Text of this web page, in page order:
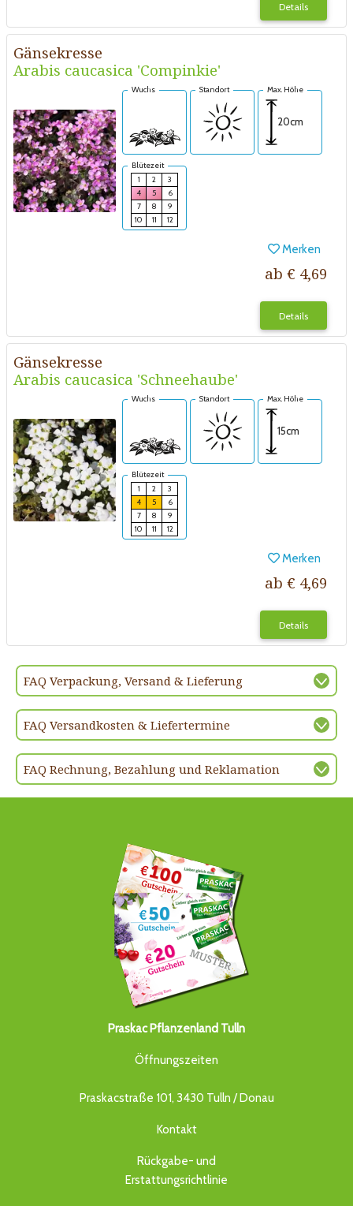
Details
Gänsekresse
Arabis caucasica 'Compinkie'
Wuchs Standort Max. Höhe
20cm
Blütezeit
1
2
3
4
5
6
7
8
9
10
11 12
Merken
ab € 4,69
Details
Gänsekresse
Arabis caucasica 'Schneehaube'
Wuchs Standort Max. Höhe
15cm
Blütezeit
1
2
3
4
5
6
7
8
9
10
11 12
Merken
ab € 4,69
Details
FAQ Verpackung, Versand & Lieferung
FAQ Versandkosten & Liefertermine
FAQ Rechnung, Bezahlung und Reklamation
Praskac Pflanzenland Tulln
Öffnungszeiten
Praskacstraße 101, 3430 Tulln / Donau
Kontakt
Rückgabe- und
Erstattungsrichtlinie